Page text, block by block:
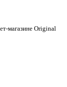
магазине Original